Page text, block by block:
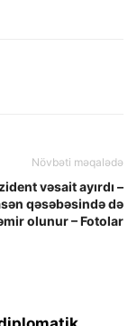
Növbəti məqalədə
vəsait ayırdı –
qəsəbəsində də
olunur – Fotolar